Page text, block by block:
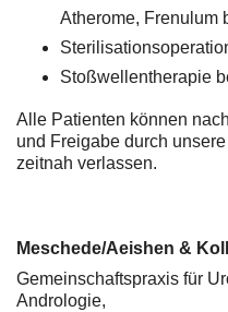
Atherome, Frenulum
Stoßwellentherapie
Alle Patienten können
und Freigabe durch
zeitnah verlassen.
Meschede/Aeishen &
Gemeinschaftspraxis für
Andrologie,